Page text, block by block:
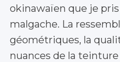
okinawaïen que je
malgache. La
géométriques, la
nuances de la